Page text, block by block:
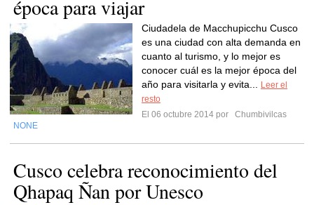
época para viajar
Ciudadela de Macchupicchu Cusco
es una ciudad con alta demanda en
cuanto al turismo, y lo mejor es
conocer cuál es la mejor época del
año para visitarla y evita...
Leer el
resto
El 06 octubre 2014 por
Chumbivilcas
NONE
Cusco celebra reconocimiento del
Qhapaq Ñan por Unesco